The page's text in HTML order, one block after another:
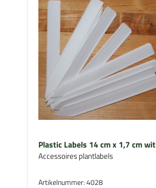
Plastic Labels 14 cm x 1,7 cm wit
Accessoires plantlabels
Artikelnummer: 4028